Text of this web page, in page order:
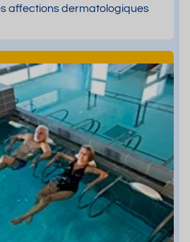
affections dermatologiques